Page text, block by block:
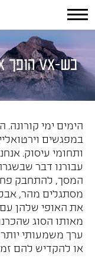
כש-VX הופך UX, והחוויה כדרכה, על זמנית
הימים ימי
במפגשים
ותחומי עיסוק.
עבורנו דבר
המסך, להתחבק
מסתגלים מהר, אבל
את האופי שלהן
מאותו הסוג
ערך משמעותי
או להקדיש להם